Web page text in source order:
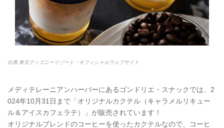
出典:東京ディズニーリゾート・オフィシャルウェブサイト
メディテレーニアンハーバーにあるゴンドリエ・スナックでは、2
024年10月31日まで「オリジナルカクテル（キャラメルリキュー
ル＆アイスカフェラテ）」が販売されています！
オリジナルブレンドのコーヒーを使ったカクテルなので、コーヒ